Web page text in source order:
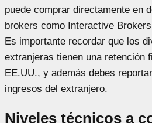
puede comprar directamente en
brokers como Interactive
Es importante recordar que los
extranjeras tienen una retención
EE.UU., y además debes
ingresos del extranjero.
Niveles técnicos a